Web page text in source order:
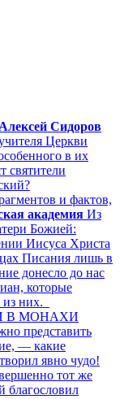
Алексей Сидоров
Церкви
в их
святители
и фактов,
академия Из
Божией:
Иисуса Христа
Писания лишь в
донесло до нас
которые
из них.
В МОНАХИ
представить
— какие
явно чудо!
тот же
благословил